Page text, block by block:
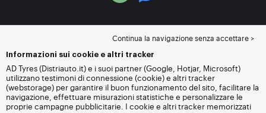
Continua la navigazione senza accettare >
Informazioni sui cookie e altri tracker
AD Tyres (Distriauto.it) e i suoi partner (Google, Hotjar, Microsoft)
utilizzano testimoni di connessione (cookie) e altri tracker
(webstorage) per garantire il buon funzionamento del sito, facilitare la
navigazione, effettuare misurazioni statistiche e personalizzare le
proprie campagne pubblicitarie. I cookie e altri tracker memorizzati